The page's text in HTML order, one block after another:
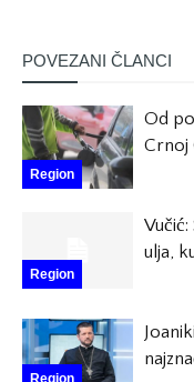
POVEZANI ČLANCI
Region
Od
Crnoj
Region
ulja,
Region